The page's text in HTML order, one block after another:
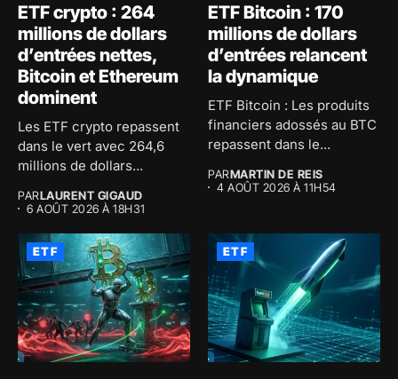
ETF crypto : 264
millions de dollars
d’entrées nettes,
Bitcoin et Ethereum
dominent
Les ETF crypto repassent
dans le vert avec 264,6
millions de dollars...
PARLAURENT GIGAUD
6 AOÛT 2026 À 18H31
ETF Bitcoin : 170
millions de dollars
d’entrées relancent
la dynamique
ETF Bitcoin : Les produits
financiers adossés au BTC
repassent dans le...
PARMARTIN DE REIS
4 AOÛT 2026 À 11H54
ETF ETF